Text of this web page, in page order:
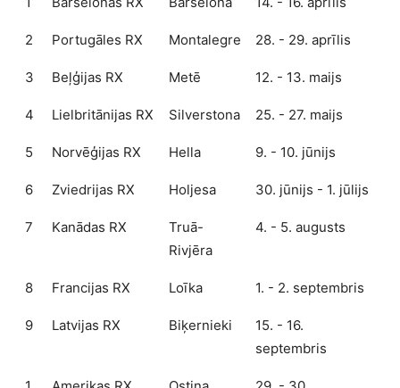
2 Portugāles RX Montalegre 28. - 29. aprīlis
3 Beļģijas RX Metē 12. - 13. maijs
4 Lielbritānijas RX Silverstona 25. - 27. maijs
5 Norvēģijas RX Hella 9. - 10. jūnijs
6 Zviedrijas RX Holjesa 30. jūnijs - 1. jūlijs
7 Kanādas RX
Truā-
Rivjēra
4. - 5. augusts
8 Francijas RX Loīka 1. - 2. septembris
9 Latvijas RX Biķernieki
15. - 16.
septembris